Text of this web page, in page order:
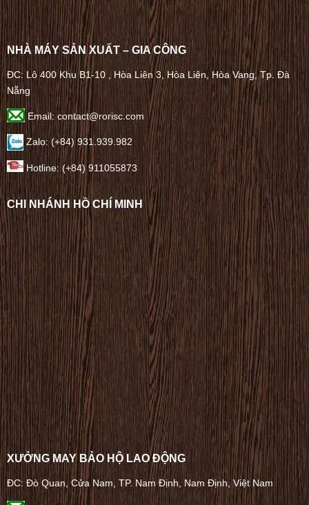
NHÀ MÁY SẢN XUẤT – GIA CÔNG
ĐC: Lô 400 Khu B1-10 , Hòa Liên 3, Hòa Liên, Hòa Vang, Tp. Đà
Nẵng
Email: contact@rorisc.com
Zalo: (+84) 931.939.982
Hotline: (+84) 911055873
CHI NHÁNH HỒ CHÍ MINH
XƯỞNG MAY BẢO HỘ LAO ĐỘNG
ĐC: Đò Quan, Cửa Nam, TP. Nam Định, Nam Định, Việt Nam